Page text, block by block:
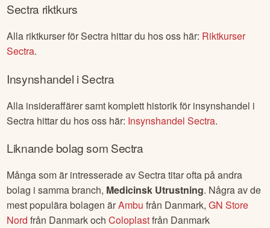
Sectrariktkurs
Alla riktkurser förSectra hittar du hos oss här: Riktkurser
Sectra.
Insynshandel iSectra
Alla insideraffärer samt komplett historik för insynshandel i
Sectra hittar du hos oss här: InsynshandelSectra.
Liknande bolag som Sectra
Många som är intresserade avSectratitar ofta på andra
bolag i samma branch, Medicinsk Utrustning. Några av de
mest populära bolagen ärAmbu från Danmark,GN Store
Nord från DanmarkochColoplastfrån Danmark